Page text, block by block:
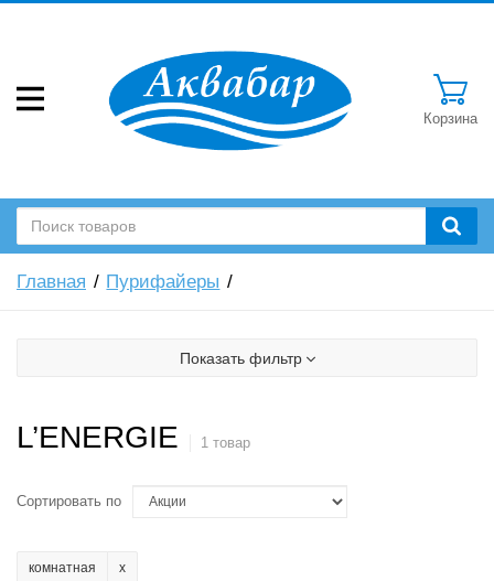
Корзина
Главная Пурифайеры
Показать фильтр
L’ENERGIE 1 товар
Сортировать по
комнатная